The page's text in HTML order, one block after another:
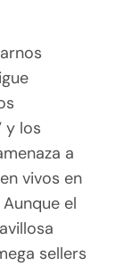
y los
a
vivos en
el
sellers